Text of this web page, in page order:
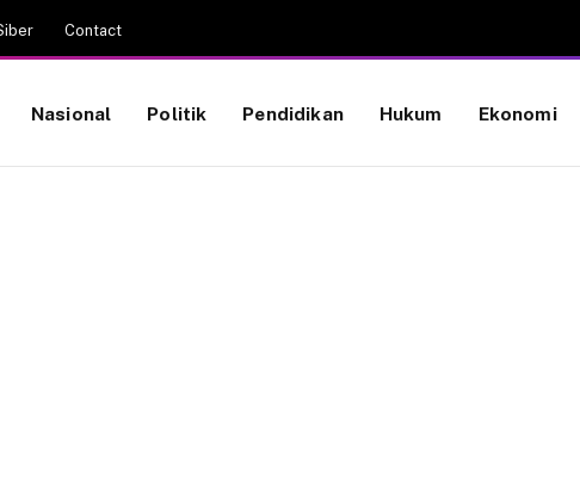
Contact
Nasional Politik Pendidikan Hukum Ekonomi